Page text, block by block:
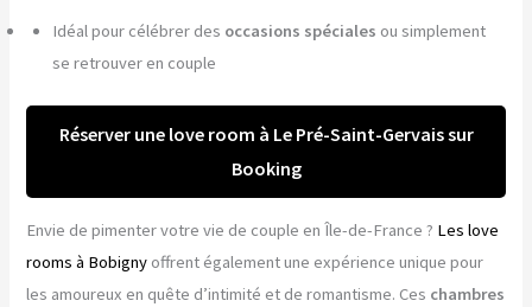
Idéal pour célébrer des occasions spéciales ou simplement
se retrouver en couple
Réserver une love room à Le Pré-Saint-Gervais sur
Booking
Envie de pimenter votre vie de couple en Île-de-France ? Les love
rooms à Bobigny offrent également une expérience unique pour
les amoureux en quête d’intimité et de romantisme. Ces chambres